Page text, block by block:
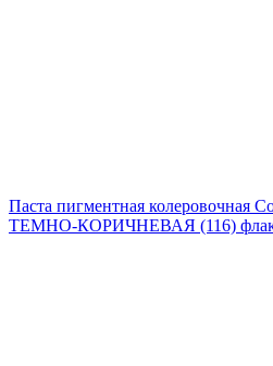
Паста пигментная колеровочная
ТЕМНО-КОРИЧНЕВАЯ (116) флак